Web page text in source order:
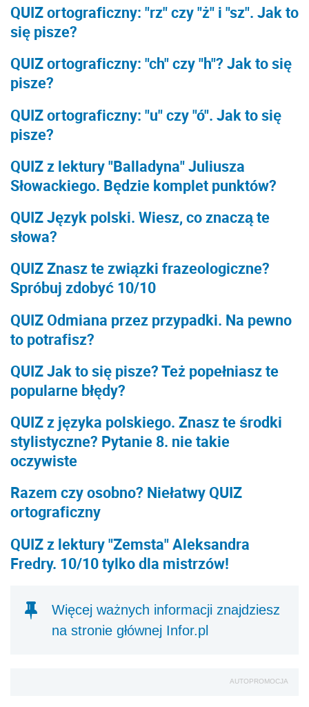
QUIZ ortograficzny: "rz" czy "ż" i "sz". Jak to
się pisze?
QUIZ ortograficzny: "ch" czy "h"? Jak to się
pisze?
QUIZ ortograficzny: "u" czy "ó". Jak to się
pisze?
QUIZ z lektury "Balladyna" Juliusza
Słowackiego. Będzie komplet punktów?
QUIZ Język polski. Wiesz, co znaczą te
słowa?
QUIZ Znasz te związki frazeologiczne?
Spróbuj zdobyć 10/10
QUIZ Odmiana przez przypadki. Na pewno
to potrafisz?
QUIZ Jak to się pisze? Też popełniasz te
popularne błędy?
QUIZ z języka polskiego. Znasz te środki
stylistyczne? Pytanie 8. nie takie
oczywiste
Razem czy osobno? Niełatwy QUIZ
ortograficzny
QUIZ z lektury "Zemsta" Aleksandra
Fredry. 10/10 tylko dla mistrzów!
Więcej ważnych informacji znajdziesz
na stronie głównej Infor.pl
AUTOPROMOCJA